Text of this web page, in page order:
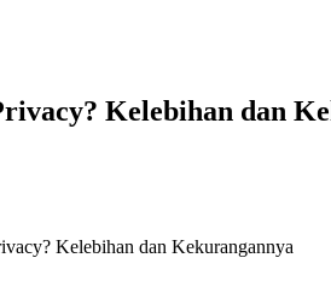
Kelebihan dan